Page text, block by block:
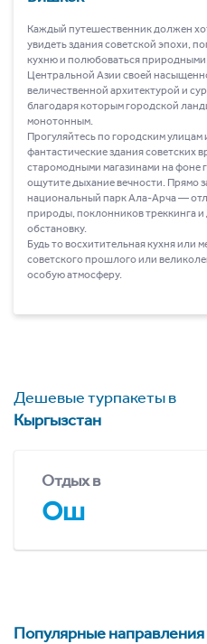
Каждый путешественник должен
увидеть здания советской эпохи,
кухню и полюбоваться природными
Центральной Азии своей
величественной архитектурой и
благодаря которым городской
монотонным.
Прогуляйтесь по городским
фантастические здания советских
старомодными магазинами на фоне
ощутите дыхание вечности. Прямо
национальный парк Ала-Арча ―
природы, поклонников треккинга
обстановку.
Будь то восхитительная кухня или
советского прошлого или
особую атмосферу.
Дешевые турпакеты в
Кыргызстан
Отдых в
Ош
Популярные направления